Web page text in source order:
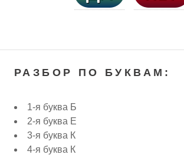
РАЗБОР ПО БУКВАМ:
1-я буква Б
2-я буква Е
3-я буква К
4-я буква К